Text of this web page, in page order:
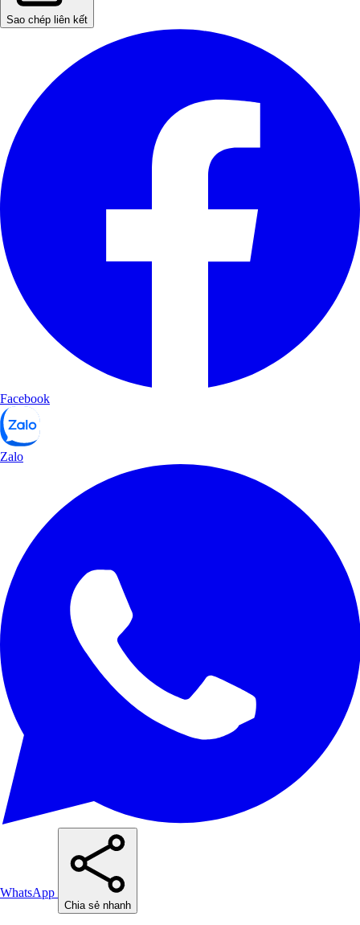
Sao chép liên kết
Facebook
Zalo
WhatsApp
Chia sẻ nhanh